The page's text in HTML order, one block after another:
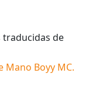
traducidas de
Mano Boyy MC.